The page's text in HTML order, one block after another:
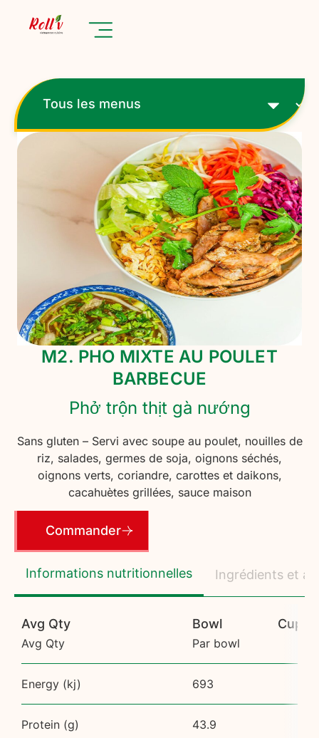
M2. PHO MIXTE AU POULET
BARBECUE
Phở trộn thịt gà nướng
Sans gluten – Servi avec soupe au poulet, nouilles de
riz, salades, germes de soja, oignons séchés,
oignons verts, coriandre, carottes et daikons,
cacahuètes grillées, sauce maison
Commander
Informations nutritionnelles Ingrédients et
Avg Qty Bowl Cup
Avg Qty Par bowl
Energy (kj) 693
Protein (g) 43.9